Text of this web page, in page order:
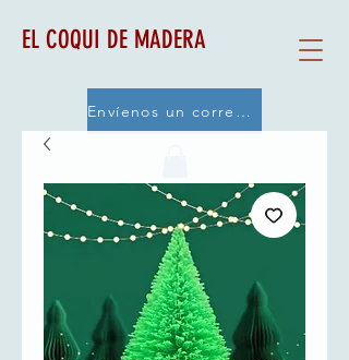
EL COQUI DE MADERA
Envíenos un correo electrónico